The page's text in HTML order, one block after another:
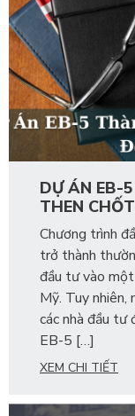
DỰ ÁN EB-
THEN
Chương trình
trở thành
đầu tư vào
Mỹ. Tuy nhiên,
các nhà đầu tư
EB-5 […]
XEM CHI TIẾT